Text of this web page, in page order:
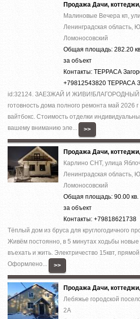
Продажа Дачи,
Малиновые Вечера кп,
Ленинградская область,
Ломоносовский
Общая площадь: 282.20
за объект
Контакты: ТЕРРАСА
+79812543820 ТЕРРАСА
id:32124. ЗАЕЗЖАЙ И ЖИВИ!БЛАГОРОДНЫЙ
готовность дома полного ремонта май 2026
вайтбокс. Стоимость отделки
вашему вниманию эле...
>>
Продажа Дачи,
Карлино СНТ, улица
Ленинградская область,
Ломоносовский
Общая площадь: 90.00
за объект
Контакты: +79818621738
Тёплый дом из бруса для круглогодичного
Живём постоянно, в 5 минутах ходьбы
въехать и жить. Электричество 15квт,
Оформлено...
>>
Продажа Дачи,
Лебяжье городской
2А